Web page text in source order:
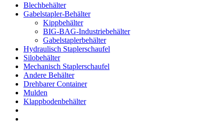
Blechbehälter
Gabelstapler-Behälter
Kippbehälter
BIG-BAG-Industriebehälter
Gabelstaplerbehälter
Hydraulisch Staplerschaufel
Silobehälter
Mechanisch Staplerschaufel
Andere Behälter
Drehbarer Container
Mulden
Klappbodenbehälter